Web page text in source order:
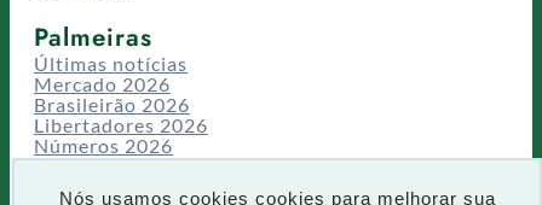
Nós usamos cookies cookies para melhorar sua
Palmeiras
Últimas notícias
Mercado 2026
Brasileirão 2026
Libertadores 2026
Números 2026
Campeonatos